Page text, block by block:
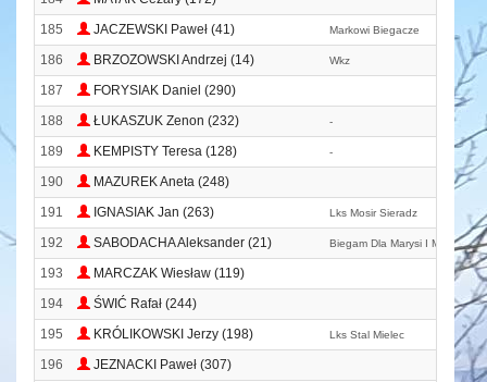
185
JACZEWSKI Paweł (41) Markowi Biegacze
186 BRZOZOWSKI Andrzej (14) Wkz
187
FORYSIAK Daniel (290)
188
ŁUKASZUK Zenon (232) -
189 KEMPISTY Teresa (128) -
190
MAZUREK Aneta (248)
191
IGNASIAK Jan (263) Lks Mosir Sieradz
192 SABODACHA Aleksander (21) Biegam Dla Marysi I
193
MARCZAK Wiesław (119)
194
ŚWIĆ Rafał (244)
195
KRÓLIKOWSKI Jerzy (198) Lks Stal Mielec
196
JEZNACKI Paweł (307)